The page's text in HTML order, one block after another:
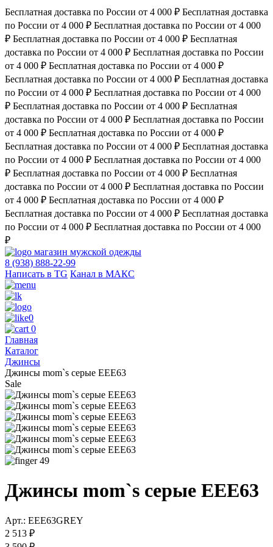
Бесплатная доставка по России от 4 000 ₽ Бесплатная доставка
по России от 4 000 ₽ Бесплатная доставка по России от 4 000
₽ Бесплатная доставка по России от 4 000 ₽ Бесплатная
доставка по России от 4 000 ₽ Бесплатная доставка по России
от 4 000 ₽ Бесплатная доставка по России от 4 000 ₽
Бесплатная доставка по России от 4 000 ₽ Бесплатная доставка
по России от 4 000 ₽ Бесплатная доставка по России от 4 000
₽ Бесплатная доставка по России от 4 000 ₽ Бесплатная
доставка по России от 4 000 ₽ Бесплатная доставка по России
от 4 000 ₽ Бесплатная доставка по России от 4 000 ₽
Бесплатная доставка по России от 4 000 ₽ Бесплатная доставка
по России от 4 000 ₽ Бесплатная доставка по России от 4 000
₽ Бесплатная доставка по России от 4 000 ₽ Бесплатная
доставка по России от 4 000 ₽ Бесплатная доставка по России
от 4 000 ₽ Бесплатная доставка по России от 4 000 ₽
Бесплатная доставка по России от 4 000 ₽ Бесплатная доставка
по России от 4 000 ₽ Бесплатная доставка по России от 4 000
₽
магазин мужской одежды
8 (938) 888-22-99
Написать в TG Канал в МАКС
0
0
Главная
Каталог
Джинсы
Джинсы mom`s серые EEE63
Sale
49
Джинсы mom`s серые EEE63
Арт.: EEE63GREY
2 513 ₽